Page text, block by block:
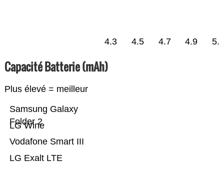
4.3 4.5 4.7 4.9 5.1
Capacité Batterie (mAh)
Plus élevé = meilleur
LG Exalt LTE
Vodafone Smart III
LG Wine
Samsung Galaxy
Folder 2